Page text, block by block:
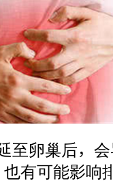
至卵巢后，
有可能影响